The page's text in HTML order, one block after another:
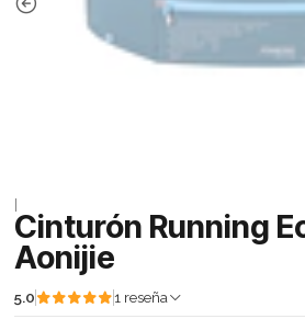
Cinturón Running
Aonijie
5.0 1 reseña